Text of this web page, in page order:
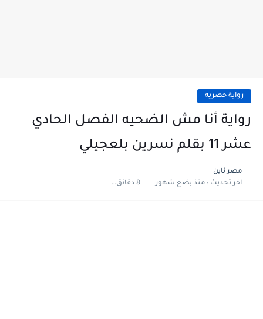
رواية حصريه
رواية أنا مش الضحيه الفصل الحادي
عشر 11 بقلم نسرين بلعجيلي
مصر ناين
اخر تحديث :منذ بضع شهور 8 دقائق للقراءة